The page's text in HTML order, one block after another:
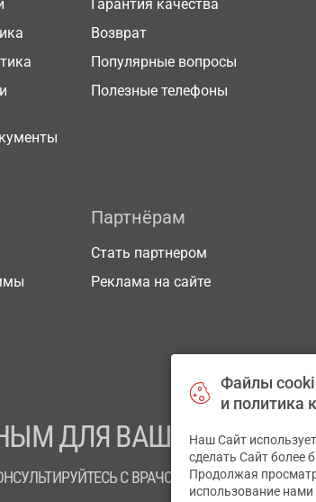
Гарантия качества
Возврат
Популярные вопросы
Полезные телефоны
Партнёрам
Стать партнером
Реклама на сайте
ДЛЯ ВАШЕГО
С ВРАЧОМ
Файлы
и политика
Наш Сайт
сделать Сайт
Продолжая
использование